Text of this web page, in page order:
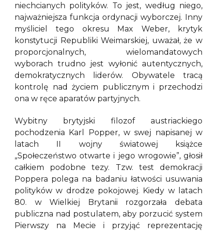
niechcianych polityków. To jest, według niego,
najważniejsza funkcja ordynacji wyborczej. Inny
myśliciel tego okresu Max Weber, krytyk
konstytucji Republiki Weimarskiej, uważał, że w
proporcjonalnych, wielomandatowych
wyborach trudno jest wyłonić autentycznych,
demokratycznych liderów. Obywatele tracą
kontrolę nad życiem publicznym i przechodzi
ona w ręce aparatów partyjnych.
Wybitny brytyjski filozof austriackiego
pochodzenia Karl Popper, w swej napisanej w
latach II wojny światowej książce
„Społeczeństwo otwarte i jego wrogowie”, głosił
całkiem podobne tezy. Tzw. test demokracji
Poppera polega na badaniu łatwości usuwania
polityków w drodze pokojowej. Kiedy w latach
80. w Wielkiej Brytanii rozgorzała debata
publiczna nad postulatem, aby porzucić system
Pierwszy na Mecie i przyjąć reprezentację